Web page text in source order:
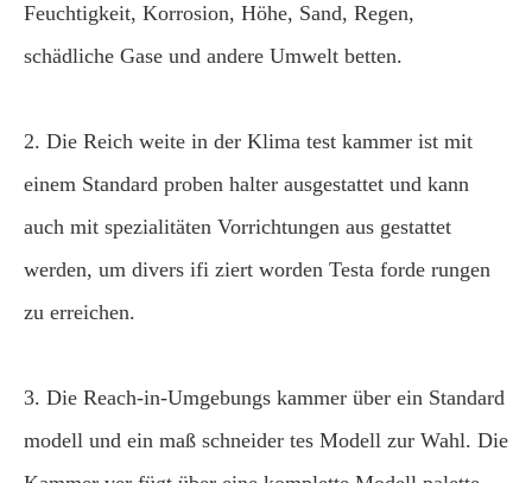
Feuchtigkeit, Korrosion, Höhe, Sand, Regen,
schädliche Gase und andere Umwelt betten.
2. Die Reich weite in der Klima test kammer ist mit
einem Standard proben halter ausgestattet und kann
auch mit spezialitäten Vorrichtungen aus gestattet
werden, um divers ifi ziert worden Testa forde rungen
zu erreichen.
3. Die Reach-in-Umgebungs kammer über ein Standard
modell und ein maß schneider tes Modell zur Wahl. Die